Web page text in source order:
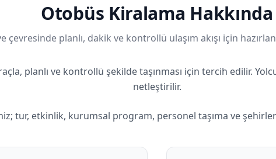
Otobüs Kiralama Hakkında
çevresinde planlı, dakik ve kontrollü ulaşım akışı için
planlı ve kontrollü şekilde taşınması için tercih edilir.
netleştirilir.
tur, etkinlik, kurumsal program, personel taşıma ve